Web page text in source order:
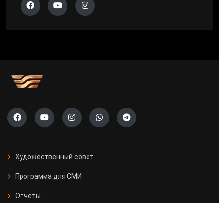
Художественный совет
Программа для СМИ
Отчеты